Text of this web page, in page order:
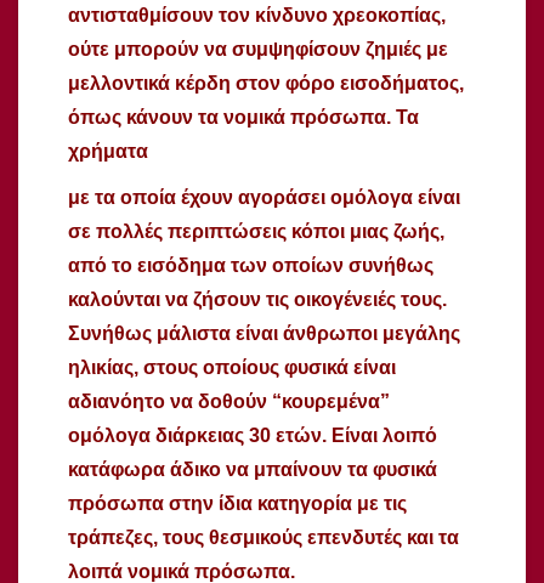
αντισταθμίσουν τον κίνδυνο χρεοκοπίας,
ούτε μπορούν να συμψηφίσουν ζημιές με
μελλοντικά κέρδη στον φόρο εισοδήματος,
όπως κάνουν τα νομικά πρόσωπα. Τα
χρήματα
με τα οποία έχουν αγοράσει ομόλογα είναι
σε πολλές περιπτώσεις κόποι μιας ζωής,
από το εισόδημα των οποίων συνήθως
καλούνται να ζήσουν τις οικογένειές τους.
Συνήθως μάλιστα είναι άνθρωποι μεγάλης
ηλικίας, στους οποίους φυσικά είναι
αδιανόητο να δοθούν “κουρεμένα”
ομόλογα διάρκειας 30 ετών. Είναι λοιπό
κατάφωρα άδικο να μπαίνουν τα φυσικά
πρόσωπα στην ίδια κατηγορία με τις
τράπεζες, τους θεσμικούς επενδυτές και τα
λοιπά νομικά πρόσωπα.